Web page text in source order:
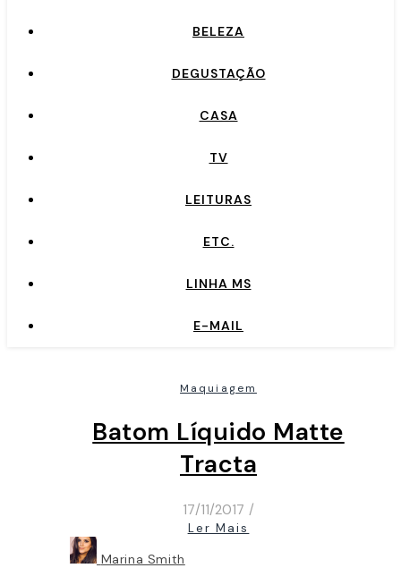
BELEZA
DEGUSTAÇÃO
CASA
TV
LEITURAS
ETC.
LINHA MS
E-MAIL
Maquiagem
Batom Líquido Matte
Tracta
17/11/2017 /
Ler Mais
Marina Smith